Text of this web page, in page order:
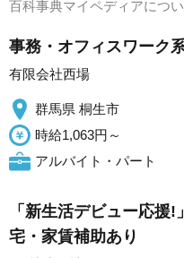
百科事典マイペディアに
事務・オフィスワーク
有限会社西場
群馬県 桐生市
時給1,063円～
アルバイト・パート
「新生活デビュー応援
宅・家賃補助あり